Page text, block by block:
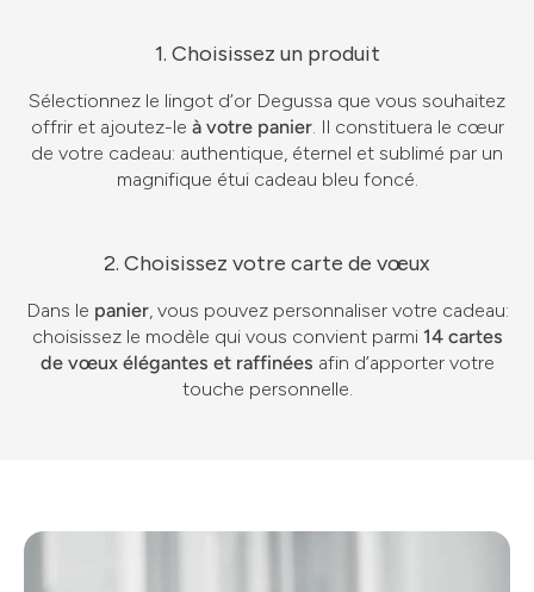
1. Choisissez un produit
Sélectionnez le lingot d’or Degussa que vous souhaitez
offrir et ajoutez-le à votre panier. Il constituera le cœur
de votre cadeau: authentique, éternel et sublimé par un
magnifique étui cadeau bleu foncé.
2. Choisissez votre carte de vœux
Dans le panier, vous pouvez personnaliser votre cadeau:
choisissez le modèle qui vous convient parmi 14 cartes
de vœux élégantes et raffinées afin d’apporter votre
touche personnelle.